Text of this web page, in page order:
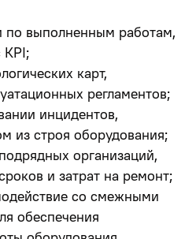
по выполненным работам,
КРІ;
карт,
регламентов;
инцидентов,
из строя оборудования;
организаций,
и затрат на ремонт;
со смежными
обеспечения